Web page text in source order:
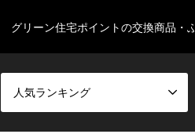
グリーン住宅ポイントの交換商品・
人気ランキング